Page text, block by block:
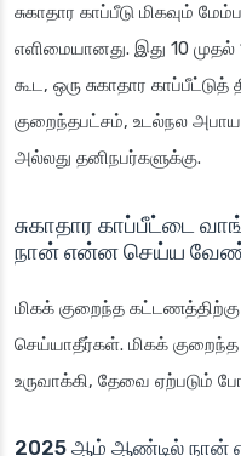
சுகாதார காப்பீடு மிகவும்
எளிமையானது. இது 10
கூட, ஒரு சுகாதார
குறைந்தபட்சம், உடல்நல
அல்லது தனிநபர்களுக்கு.
சுகாதார காப்பீட்டை
நான் என்ன செய்ய
மிகக் குறைந்த
செய்யாதீர்கள். மிகக்
உருவாக்கி, தேவை ஏற்படும்
2025 ஆம் ஆண்டில் நான்